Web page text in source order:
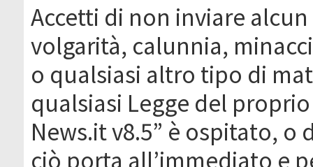
Accetti di non inviare
volgarità, calunnia,
o qualsiasi altro tipo di
qualsiasi Legge del
News.it v8.5” è ospitato, o
ciò porta all’immediato e